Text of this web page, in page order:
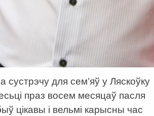
сустрэчу для сем’яў у Ляскоўку
праз восем месяцаў пасля
цікавы і вельмі карысны час